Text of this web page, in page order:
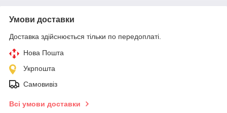
Умови доставки
Доставка здійснюється тільки по передоплаті.
Нова Пошта
Укрпошта
Самовивіз
Всі умови доставки